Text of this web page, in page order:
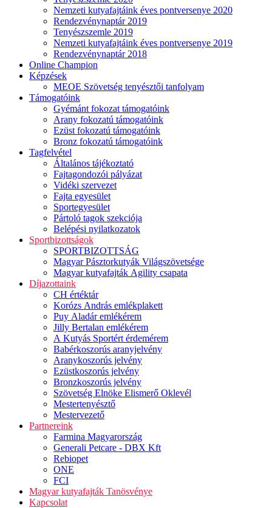
Nemzeti kutyafajtáink éves pontversenye 2020
Rendezvénynaptár 2019
Tenyészszemle 2019
Nemzeti kutyafajtáink éves pontversenye 2019
Rendezvénynaptár 2018
Online Champion
Képzések
MEOE Szövetség tenyésztői tanfolyam
Támogatóink
Gyémánt fokozat támogatóink
Arany fokozatú támogatóink
Ezüst fokozatú támogatóink
Bronz fokozatú támogatóink
Tagfelvétel
Általános tájékoztató
Fajtagondozói pályázat
Vidéki szervezet
Fajta egyesület
Sportegyesület
Pártoló tagok szekciója
Belépési nyilatkozatok
Sportbizottságok
SPORTBIZOTTSÁG
Magyar Pásztorkutyák Világszövetsége
Magyar kutyafajták Agility csapata
Díjazottaink
CH értéktár
Korózs András emlékplakett
Puy Aladár emlékérem
Jilly Bertalan emlékérem
A Kutyás Sportért érdemérem
Babérkoszorús aranyjelvény
Aranykoszorús jelvény
Ezüstkoszorús jelvény
Bronzkoszorús jelvény
Szövetség Elnöke Elismerő Oklevél
Mestertenyésztő
Mestervezető
Partnereink
Farmina Magyarország
Generali Petcare - DBX Kft
Rebiopet
ONE
FCI
Magyar kutyafajták Tanösvénye
Kapcsolat